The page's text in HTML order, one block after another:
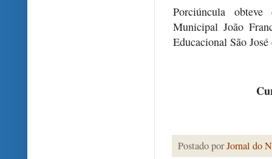
Porciúncula
Municipal João
Educacional São
Postado porJornal do